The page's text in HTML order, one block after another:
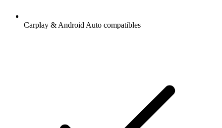
Carplay & Android Auto compatibles